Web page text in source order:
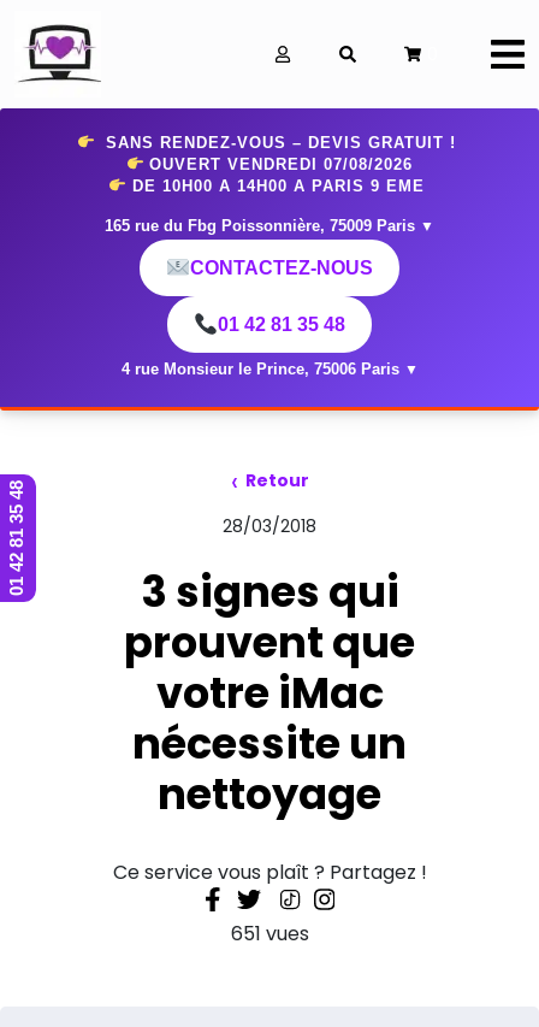
SANS RENDEZ-VOUS – DEVIS GRATUIT !
OUVERT VENDREDI 07/08/2026
DE 10H00 A 14H00 A PARIS 9 EME
165 rue du Fbg Poissonnière, 75009 Paris ▼
CONTACTEZ-NOUS
01 42 81 35 48
4 rue Monsieur le Prince, 75006 Paris ▼
‹ Retour
28/03/2018
3 signes qui
prouvent que
votre iMac
nécessite un
nettoyage
Ce service vous plaît ? Partagez !
651 vues
01 42 81 35 48